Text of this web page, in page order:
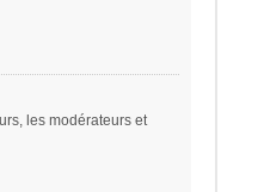
les modérateurs et